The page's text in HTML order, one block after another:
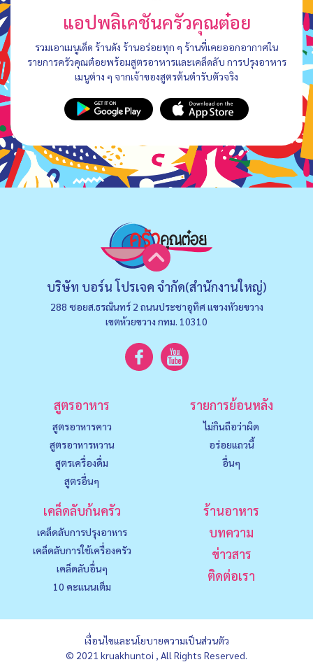
แอปพลิเคชันครัวคุณต๋อย
รวมเอาเมนูเด็ด ร้านดัง ร้านอร่อยทุก ๆ ร้านที่เคยออกอากาศใน
รายการครัวคุณต๋อยพร้อมสูตรอาหารและเคล็ดลับ การปรุงอาหาร
เมนูต่าง ๆ จากเจ้าของสูตรต้นตำรับตัวจริง
บริษัท บอร์น โปรเจค จำกัด(สำนักงานใหญ่)
288 ซอยส.ธรณินทร์ 2 ถนนประชาอุทิศ แขวงหัวยขวาง
เขตห้วยขวาง กทม. 10310
สูตรอาหาร
สูตรอาหารคาว
สูตรอาหารหวาน
สูตรเครื่องดื่ม
สูตรอื่นๆ
รายการย้อนหลัง
ไม่กินถือว่าผิด
อร่อยแถวนี้
อื่นๆ
เคล็ดลับก้นครัว
เคล็ดลับการปรุงอาหาร
เคล็ดลับการใช้เครื่องครัว
เคล็ดลับอื่นๆ
10 คะแนนเต็ม
ร้านอาหาร
บทความ
ข่าวสาร
ติดต่อเรา
เงื่อนไขและนโยบายความเป็นส่วนตัว
© 2021 kruakhuntoi , All Rights Reserved.